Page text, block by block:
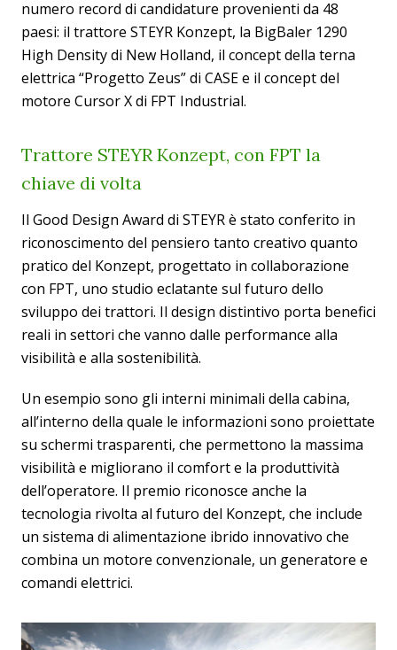
numero record di candidature provenienti da 48
paesi: il trattore STEYR Konzept, la BigBaler 1290
High Density di New Holland, il concept della terna
elettrica “Progetto Zeus” di CASE e il concept del
motore Cursor X di FPT Industrial.
Trattore STEYR Konzept, con FPT la
chiave di volta
Il Good Design Award di STEYR è stato conferito in
riconoscimento del pensiero tanto creativo quanto
pratico del Konzept, progettato in collaborazione
con FPT, uno studio eclatante sul futuro dello
sviluppo dei trattori. Il design distintivo porta benefici
reali in settori che vanno dalle performance alla
visibilità e alla sostenibilità.
Un esempio sono gli interni minimali della cabina,
all’interno della quale le informazioni sono proiettate
su schermi trasparenti, che permettono la massima
visibilità e migliorano il comfort e la produttività
dell’operatore. Il premio riconosce anche la
tecnologia rivolta al futuro del Konzept, che include
un sistema di alimentazione ibrido innovativo che
combina un motore convenzionale, un generatore e
comandi elettrici.